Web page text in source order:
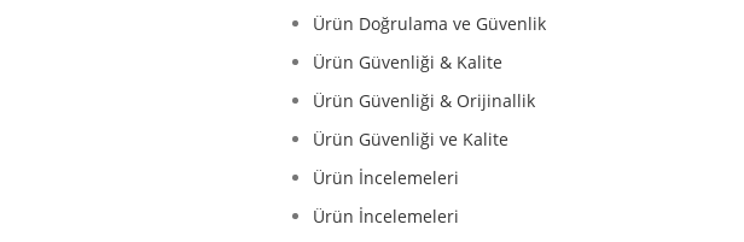
Ürün Doğrulama ve Güvenlik
Ürün Güvenliği & Kalite
Ürün Güvenliği & Orijinallik
Ürün Güvenliği ve Kalite
Ürün İncelemeleri
Ürün İncelemeleri